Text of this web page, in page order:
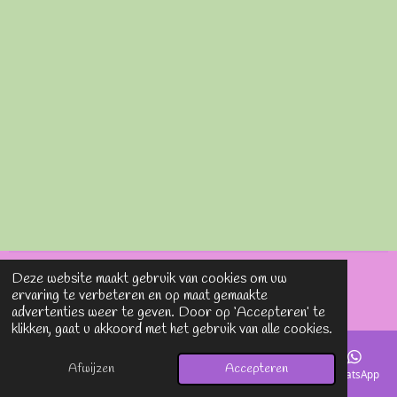
Deze website maakt gebruik van cookies om uw
ervaring te verbeteren en op maat gemaakte
advertenties weer te geven. Door op ‘Accepteren’ te
klikken, gaat u akkoord met het gebruik van alle cookies.
Afwijzen Accepteren
© 2020 - 2026 Lavieenrosesjewels
Powered byJouwWeb
E-mailadres Telefoonnummer Kaart Instagram WhatsApp